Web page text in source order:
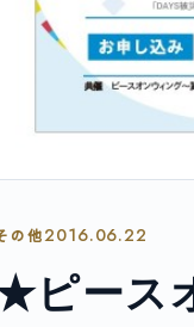
の他2016.06.22
ピース